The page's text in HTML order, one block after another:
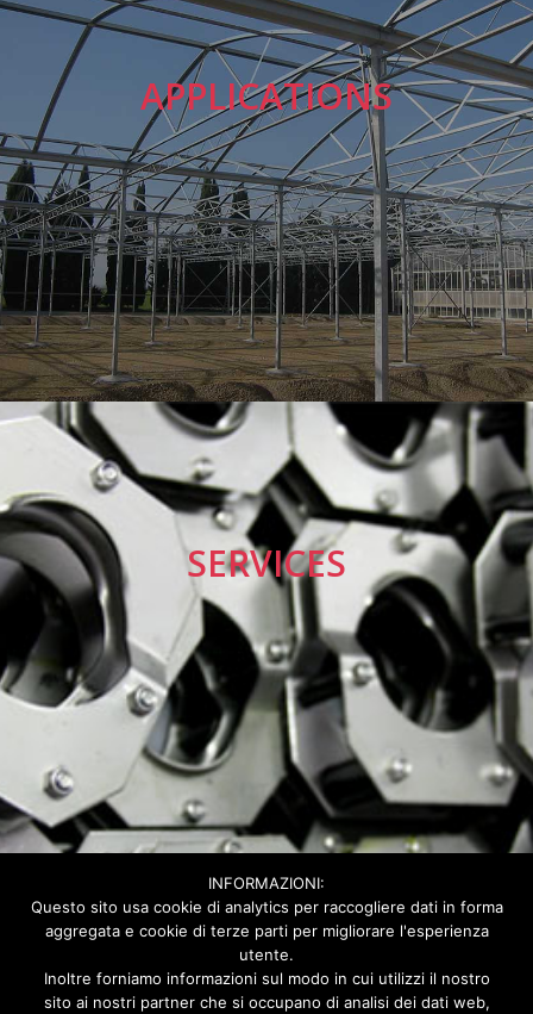
APPLICATIONS
SERVICES
INFORMAZIONI:
Questo sito usa cookie di analytics per raccogliere dati in forma
aggregata e cookie di terze parti per migliorare l'esperienza
utente.
Inoltre forniamo informazioni sul modo in cui utilizzi il nostro
sito ai nostri partner che si occupano di analisi dei dati web,